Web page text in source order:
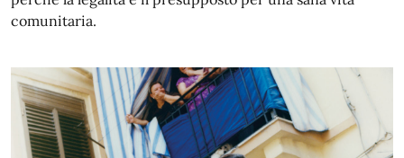
comunitaria.